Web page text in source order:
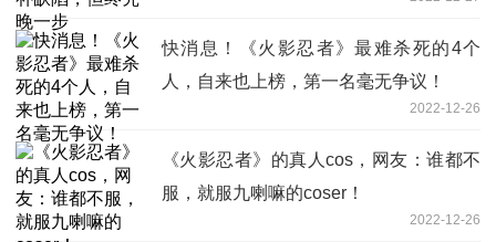
快消息！《火影忍者》最难杀死的4个
人，自来也上榜，第一名毫无争议！
2022-12-26
《火影忍者》的真人cos，网友：谁都不
服，就服九喇嘛的coser！
2022-12-26